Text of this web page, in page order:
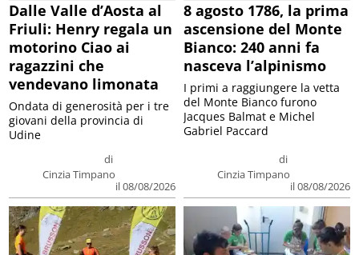
Dalle Valle d’Aosta al
Friuli: Henry regala un
motorino Ciao ai
ragazzini che
vendevano limonata
di
Cinzia Timpano
il 08/08/2026
Ondata di generosità per i tre
giovani della provincia di
Udine
8 agosto 1786, la prima
ascensione del Monte
Bianco: 240 anni fa
nasceva l’alpinismo
di
Cinzia Timpano
il 08/08/2026
I primi a raggiungere la vetta
del Monte Bianco furono
Jacques Balmat e Michel
Gabriel Paccard